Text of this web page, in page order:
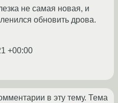
не самая новая, и
обновить дрова.
+00:00
в эту тему. Тема